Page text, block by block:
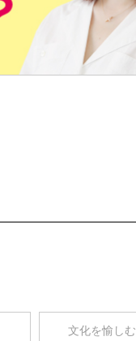
文化を愉しむ